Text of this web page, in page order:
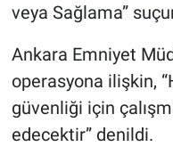
veya Sağlama”
Ankara Emniyet
operasyona ilişkin,
güvenliği için
edecektir” denildi.